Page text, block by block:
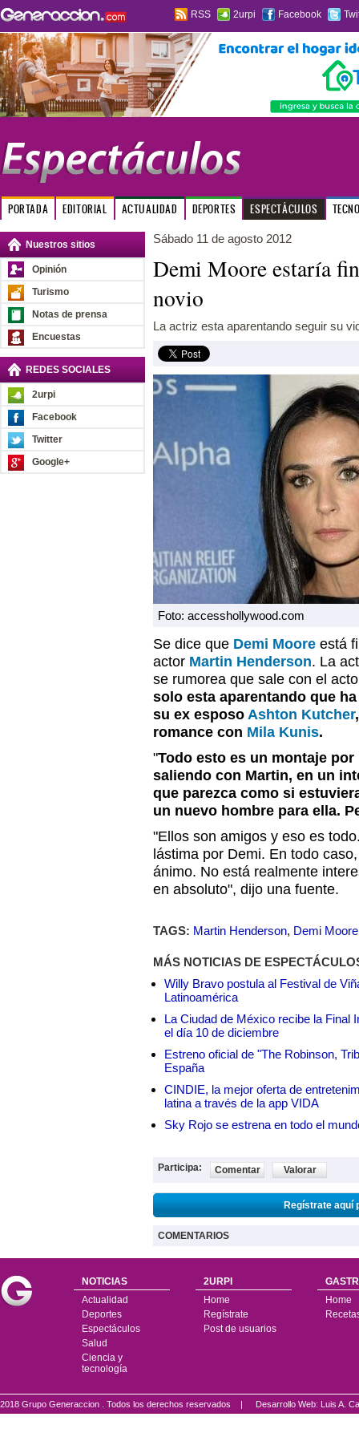
RSS 2urpi Facebook
PORTADA EDITORIAL ACTUALIDAD DEPORTES ESPECTÁCULOS
Nuestros sitios
Opinión
Turismo
Notas de prensa
Encuestas
REDES SOCIALES
2urpi
Facebook
Twitter
Google+
Sábado 11 de agosto 2012
Demi Moore estaría
novio
La actriz esta aparentando seguir su
Foto: accesshollywood.com
Se dice que Demi Moore está
actor Martin Henderson. La
se rumorea que sale con el
solo esta aparentando que
su ex esposo Ashton Kutcher
romance con Mila Kunis.
"Todo esto es un montaje
saliendo con Martin, en un
que parezca como si
un nuevo hombre para ella.
"Ellos son amigos y eso es
lástima por Demi. En todo
ánimo. No está realmente
en absoluto", dijo una fuente.
TAGS: Martin Henderson, Demi Moore
MÁS NOTICIAS DE
Willy Bravo postula al Festival de
Latinoamérica
La Ciudad de México recibe la Final
el día 10 de diciembre
Estreno oficial de "The Robinson,
España
CINDIE, la mejor oferta de
latina a través de la app VIDA
Sky Rojo se estrena en todo el
Participa: Comentar Valorar
Regístrate aquí
COMENTARIOS
NOTICIAS
Actualidad
Deportes
Espectáculos
Salud
Ciencia y
tecnología
2URPI
Home
Regístrate
Post de usuarios
Home
2018 Grupo Generaccion . Todos los derechos reservados | Desarrollo Web: Luis